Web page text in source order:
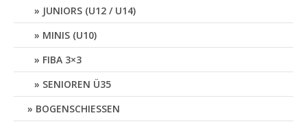
JUNIORS (U12 / U14)
MINIS (U10)
FIBA 3×3
SENIOREN Ü35
BOGENSCHIESSEN